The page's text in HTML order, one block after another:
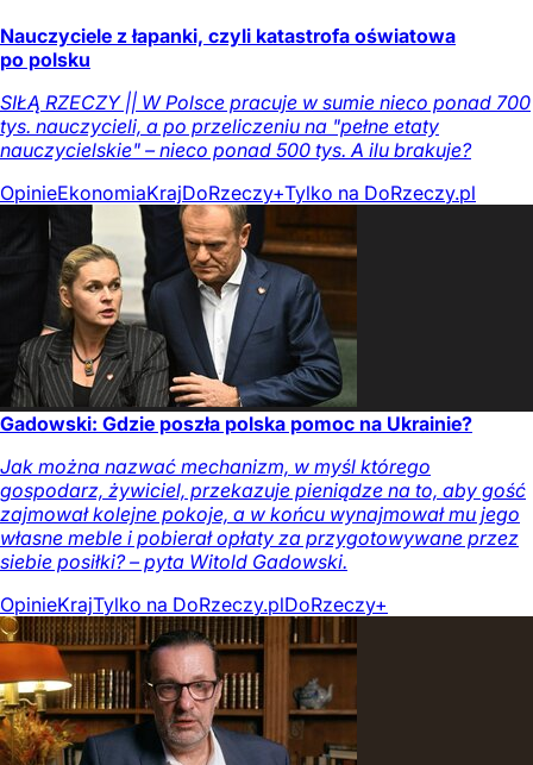
Nauczyciele z łapanki, czyli katastrofa oświatowa
po polsku
SIŁĄ RZECZY || W Polsce pracuje w sumie nieco ponad 700
tys. nauczycieli, a po przeliczeniu na "pełne etaty
nauczycielskie" – nieco ponad 500 tys. A ilu brakuje?
OpinieEkonomiaKrajDoRzeczy+Tylko na DoRzeczy.pl
Gadowski: Gdzie poszła polska pomoc na Ukrainie?
Jak można nazwać mechanizm, w myśl którego
gospodarz, żywiciel, przekazuje pieniądze na to, aby gość
zajmował kolejne pokoje, a w końcu wynajmował mu jego
własne meble i pobierał opłaty za przygotowywane przez
siebie posiłki? – pyta Witold Gadowski.
OpinieKrajTylko na DoRzeczy.plDoRzeczy+